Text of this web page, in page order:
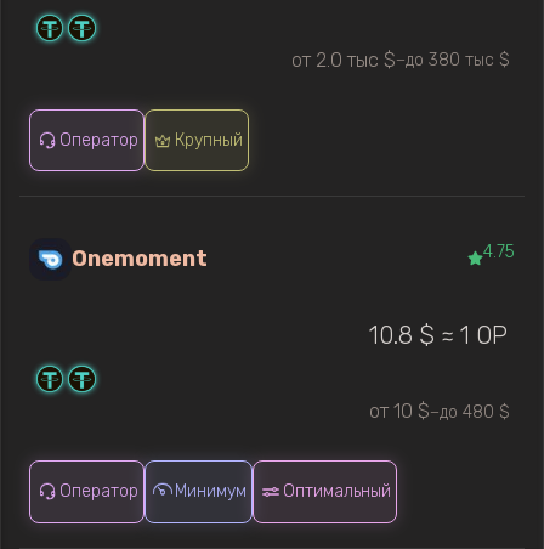
от 2.0 тыс $—до 380 тыс $
Оператор Крупный
Onemoment 4.75
10.8 $ ≈ 1 OP
от 10 $—до 480 $
Оператор Минимум Оптимальный